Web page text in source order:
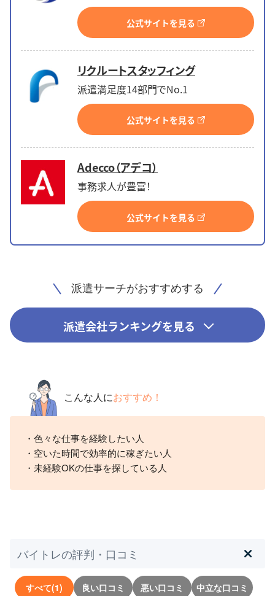
公式サイトを見る
リクルートスタッフィング
派遣満足度14部門でNo.1
公式サイトを見る
Adecco（アデコ）
事務求人が豊富！
公式サイトを見る
派遣サーチがおすすめする
派遣会社ランキングを見る
こんな人におすすめ！
・色々な仕事を経験したい人
・空いた時間で効率的に稼ぎたい人
・未経験OKの仕事を探している人
バイトレの評判・口コミ
すべて(1) 良い口コミ 悪い口コミ 中立な口コミ